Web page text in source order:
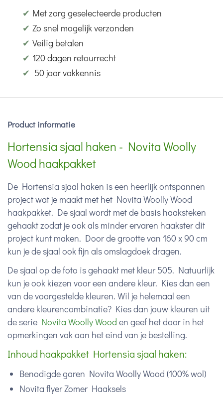
✔ Met zorg geselecteerde producten
✔ Zo snel mogelijk verzonden
✔ Veilig betalen
✔ 120 dagen retourrecht
✔ 50 jaar vakkennis
Product informatie
Hortensia sjaal haken - Novita Woolly
Wood haakpakket
De Hortensia sjaal haken is een heerlijk ontspannen
project wat je maakt met het Novita Woolly Wood
haakpakket. De sjaal wordt met de basis haaksteken
gehaakt zodat je ook als minder ervaren haakster dit
project kunt maken. Door de grootte van 160 x 90 cm
kun je de sjaal ook fijn als omslagdoek dragen.
De sjaal op de foto is gehaakt met kleur 505. Natuurlijk
kun je ook kiezen voor een andere kleur. Kies dan een
van de voorgestelde kleuren. Wil je helemaal een
andere kleurencombinatie? Kies dan jouw kleuren uit
de serie Novita Woolly Wood en geef het door in het
opmerkingen vak aan het eind van je bestelling.
Inhoud haakpakket Hortensia sjaal haken:
Benodigde garen Novita Woolly Wood (100% wol)
Novita flyer Zomer Haaksels